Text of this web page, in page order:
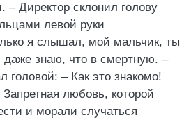
– Директор склонил голову
левой руки
я слышал, мой мальчик, ты
знаю, что в смертную. –
головой: – Как это знакомо!
любовь, которой
и морали случаться